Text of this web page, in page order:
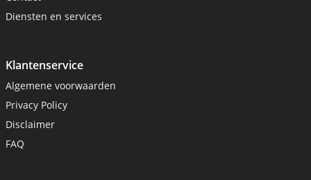
Diensten en services
Klantenservice
Algemene voorwaarden
Privacy Policy
Disclaimer
FAQ